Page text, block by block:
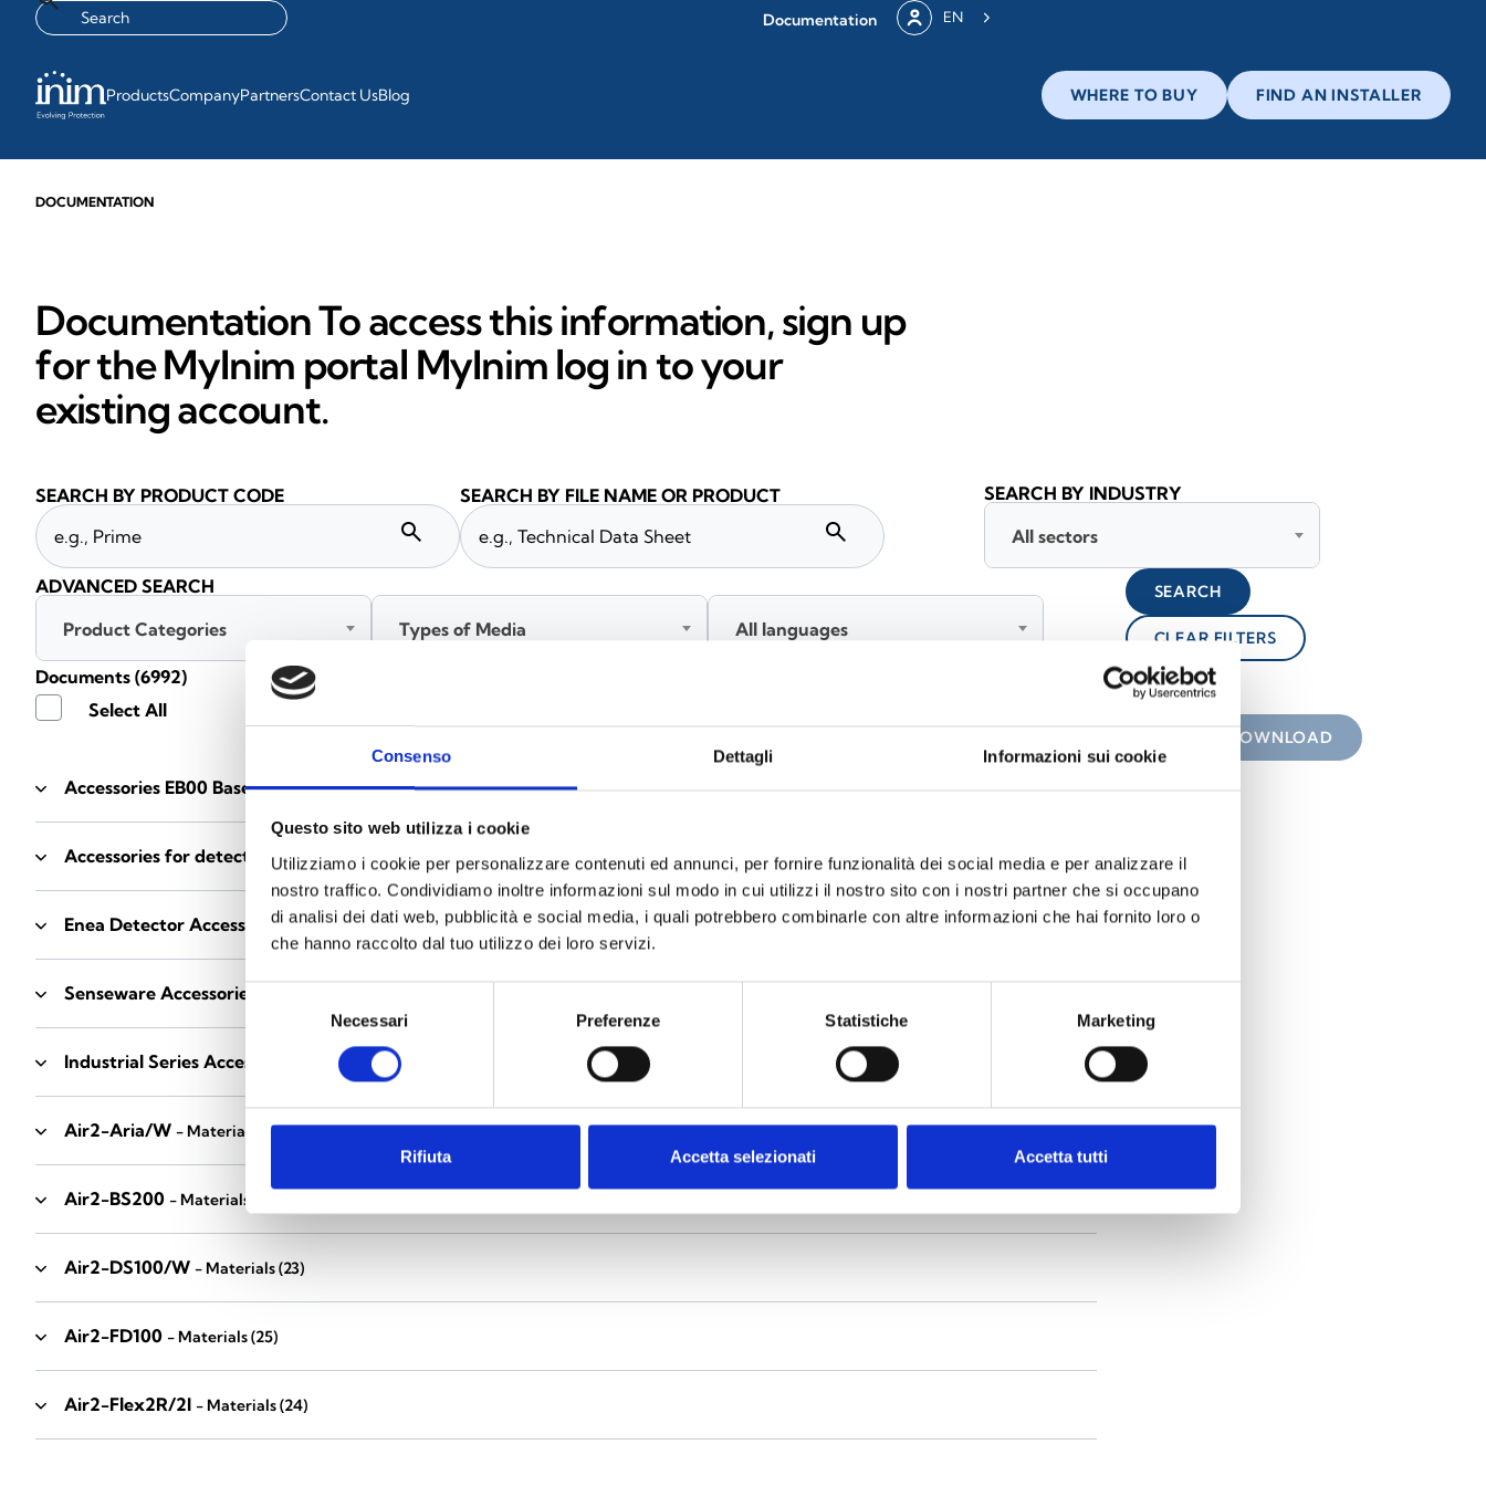
Consenso Dettagli Informazioni sui cookie
Questo sito web utilizza i cookie
Utilizziamo i cookie per personalizzare contenuti ed annunci, per fornire funzionalità dei social media e per analizzare il
nostro traffico. Condividiamo inoltre informazioni sul modo in cui utilizzi il nostro sito con i nostri partner che si occupano
di analisi dei dati web, pubblicità e social media, i quali potrebbero combinarle con altre informazioni che hai fornito loro o
che hanno raccolto dal tuo utilizzo dei loro servizi.
Selezione
Necessari Preferenze Statistiche Marketing
Rifiuta Accetta selezionati Accetta tutti
Documentation EN
ProductsCompanyPartnersContact UsBlog WHERE TO BUY FIND AN INSTALLER
DOCUMENTATION
Documentation To access this information, sign up
for the MyInim portal MyInim log in to your
existing account.
Accessories EB00 Bases - Materials(47)
Accessories for detector testing - Materials (6)
Enea Detector Accessories - Materials(35)
Senseware Accessories
Industrial Series Accessories - Materials (17)
Air2-Aria/W - Materials (23)
Air2-BS200 - Materials
Air2-DS100/W - Materials(23)
Air2-FD100 - Materials(25)
Air2-Flex2R/2I - Materials(24)
Documents (6992)
Select All
DOWNLOAD
SEARCH BY PRODUCT CODE
search
SEARCH BY FILE NAME OR PRODUCT
search
SEARCH BY INDUSTRY
All sectors
ADVANCED SEARCH
Product Categories
Types of Media All languages
SEARCH
CLEAR FILTERS